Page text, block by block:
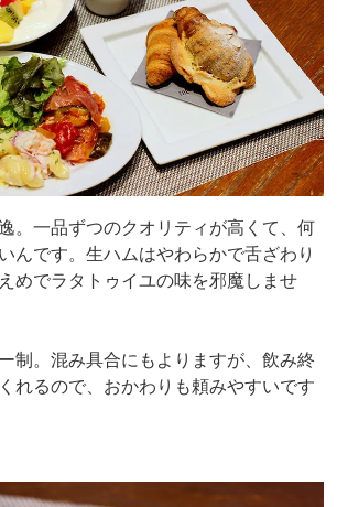
。一品ずつのクオリティが高くて、何
んです。生ハムはやわらかで舌ざわり
めでラタトゥイユの味を邪魔しませ
制。混み具合にもよりますが、飲み終
れるので、おかわりも頼みやすいです